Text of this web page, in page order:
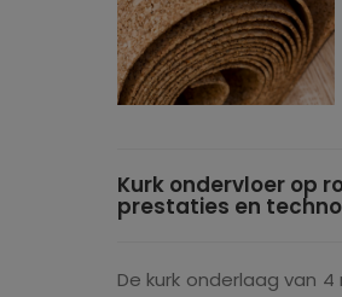
Kurk ondervloer op
prestaties en
De kurk onderlaag van